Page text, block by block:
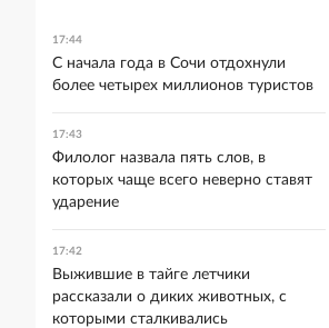
17:44
С начала года в Сочи отдохнули
более четырех миллионов туристов
17:43
Филолог назвала пять слов, в
которых чаще всего неверно ставят
ударение
17:42
Выжившие в тайге летчики
рассказали о диких животных, с
которыми сталкивались